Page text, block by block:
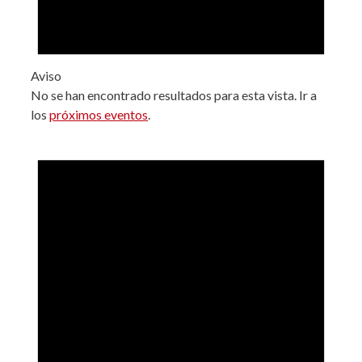
Aviso
No se han encontrado resultados para esta vista. Ir a
los próximos eventos